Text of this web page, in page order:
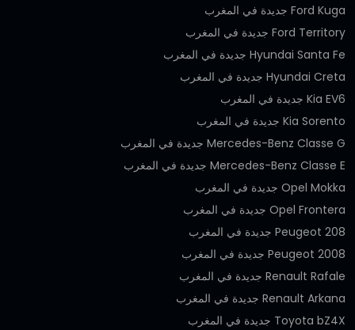
Ford Kuga جديدة في المغرب
Ford Territory جديدة في المغرب
Hyundai Santa Fe جديدة في المغرب
Hyundai Creta جديدة في المغرب
Kia EV6 جديدة في المغرب
Kia Sorento جديدة في المغرب
Mercedes-Benz Classe G جديدة في المغرب
Mercedes-Benz Classe E جديدة في المغرب
Opel Mokka جديدة في المغرب
Opel Frontera جديدة في المغرب
Peugeot 208 جديدة في المغرب
Peugeot 2008 جديدة في المغرب
Renault Rafale جديدة في المغرب
Renault Arkana جديدة في المغرب
Toyota bZ4X جديدة في المغرب